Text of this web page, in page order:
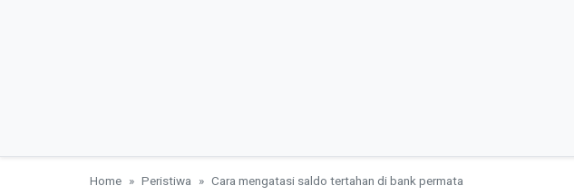
Home Peristiwa Cara mengatasi saldo tertahan di bank permata